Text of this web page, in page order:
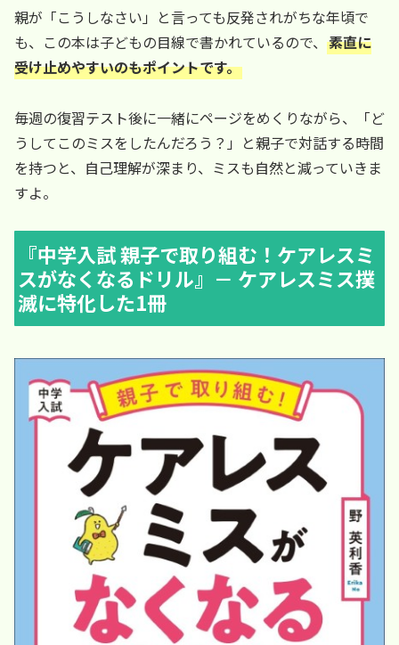
親が「こうしなさい」と言っても反発されがちな年頃で
も、この本は子どもの目線で書かれているので、 素直に
受け止めやすいのもポイントです。
毎週の復習テスト後に一緒にページをめくりながら、「ど
うしてこのミスをしたんだろう？」と親子で対話する時間
を持つと、自己理解が深まり、ミスも自然と減っていきま
すよ。
『中学入試 親子で取り組む！ケアレスミ
スがなくなるドリル』－ ケアレスミス撲
滅に特化した1冊